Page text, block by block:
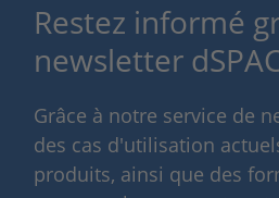
Restez informé
newsletter
Grâce à notre service de
des cas d'utilisation
produits, ainsi que des